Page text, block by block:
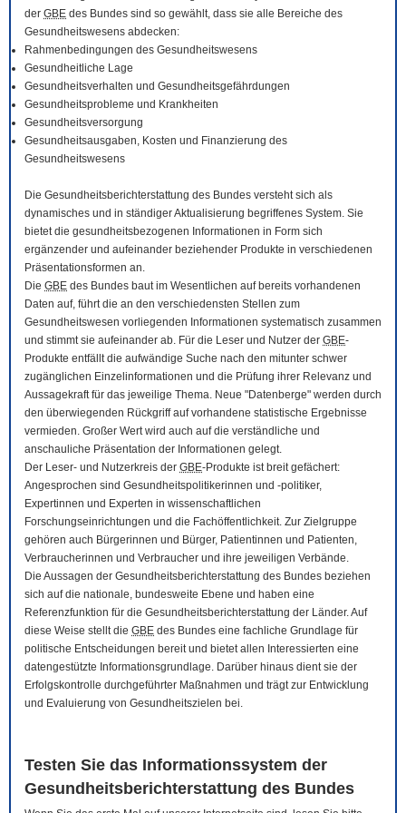
der GBE des Bundes sind so gewählt, dass sie alle Bereiche des
Gesundheitswesens abdecken:
Rahmenbedingungen des Gesundheitswesens
Gesundheitliche Lage
Gesundheitsverhalten und Gesundheitsgefährdungen
Gesundheitsprobleme und Krankheiten
Gesundheitsversorgung
Gesundheitsausgaben, Kosten und Finanzierung des
Gesundheitswesens
Die Gesundheitsberichterstattung des Bundes versteht sich als
dynamisches und in ständiger Aktualisierung begriffenes System. Sie
bietet die gesundheitsbezogenen Informationen in Form sich
ergänzender und aufeinander beziehender Produkte in verschiedenen
Präsentationsformen an.
Die GBE des Bundes baut im Wesentlichen auf bereits vorhandenen
Daten auf, führt die an den verschiedensten Stellen zum
Gesundheitswesen vorliegenden Informationen systematisch zusammen
und stimmt sie aufeinander ab. Für die Leser und Nutzer der GBE-
Produkte entfällt die aufwändige Suche nach den mitunter schwer
zugänglichen Einzelinformationen und die Prüfung ihrer Relevanz und
Aussagekraft für das jeweilige Thema. Neue "Datenberge" werden durch
den überwiegenden Rückgriff auf vorhandene statistische Ergebnisse
vermieden. Großer Wert wird auch auf die verständliche und
anschauliche Präsentation der Informationen gelegt.
Der Leser- und Nutzerkreis der GBE-Produkte ist breit gefächert:
Angesprochen sind Gesundheitspolitikerinnen und -politiker,
Expertinnen und Experten in wissenschaftlichen
Forschungseinrichtungen und die Fachöffentlichkeit. Zur Zielgruppe
gehören auch Bürgerinnen und Bürger, Patientinnen und Patienten,
Verbraucherinnen und Verbraucher und ihre jeweiligen Verbände.
Die Aussagen der Gesundheitsberichterstattung des Bundes beziehen
sich auf die nationale, bundesweite Ebene und haben eine
Referenzfunktion für die Gesundheitsberichterstattung der Länder. Auf
diese Weise stellt die GBE des Bundes eine fachliche Grundlage für
politische Entscheidungen bereit und bietet allen Interessierten eine
datengestützte Informationsgrundlage. Darüber hinaus dient sie der
Erfolgskontrolle durchgeführter Maßnahmen und trägt zur Entwicklung
und Evaluierung von Gesundheitszielen bei.
Testen Sie das Informationssystem der
Gesundheitsberichterstattung des Bundes